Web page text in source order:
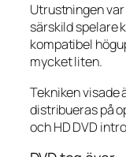
Utrustningen
särskild spelare
kompatibel
mycket liten.
Tekniken visade
distribueras på
och HD DVD